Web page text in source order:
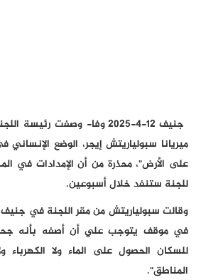
جنيف 12-4-2025 وفا- وصفت
ميريانا سبولياريتش إيجر، الوضع
على الأرض"، محذرة من أن الإمدادات في
للجنة ستنفد خلال أسبوعين.
وقالت سبولياريتش من مقر اللجنة في جنيف
في موقف يتوجب علي أن أصفه بأنه
للسكان الحصول على الماء ولا الكهرباء
المناطق".